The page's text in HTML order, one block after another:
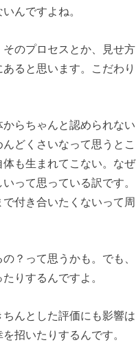
んですよね。
のプロセスとか、見せ方
ると思います。こだわり
らちゃんと認められない
どくさいなって思うとこ
も生まれてこない。なぜ
って思っている訳です。
付き合いたくないって周
？って思うかも。でも、
りするんですよ。
んとした評価にも影響は
招いたりするんです。